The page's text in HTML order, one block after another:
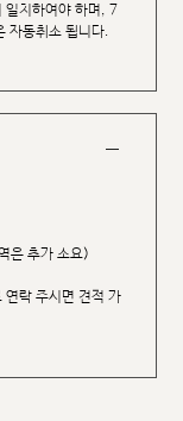
일치하여야 하며, 7
자동취소 됩니다.
은 추가 소요)
락 주시면 견적 가